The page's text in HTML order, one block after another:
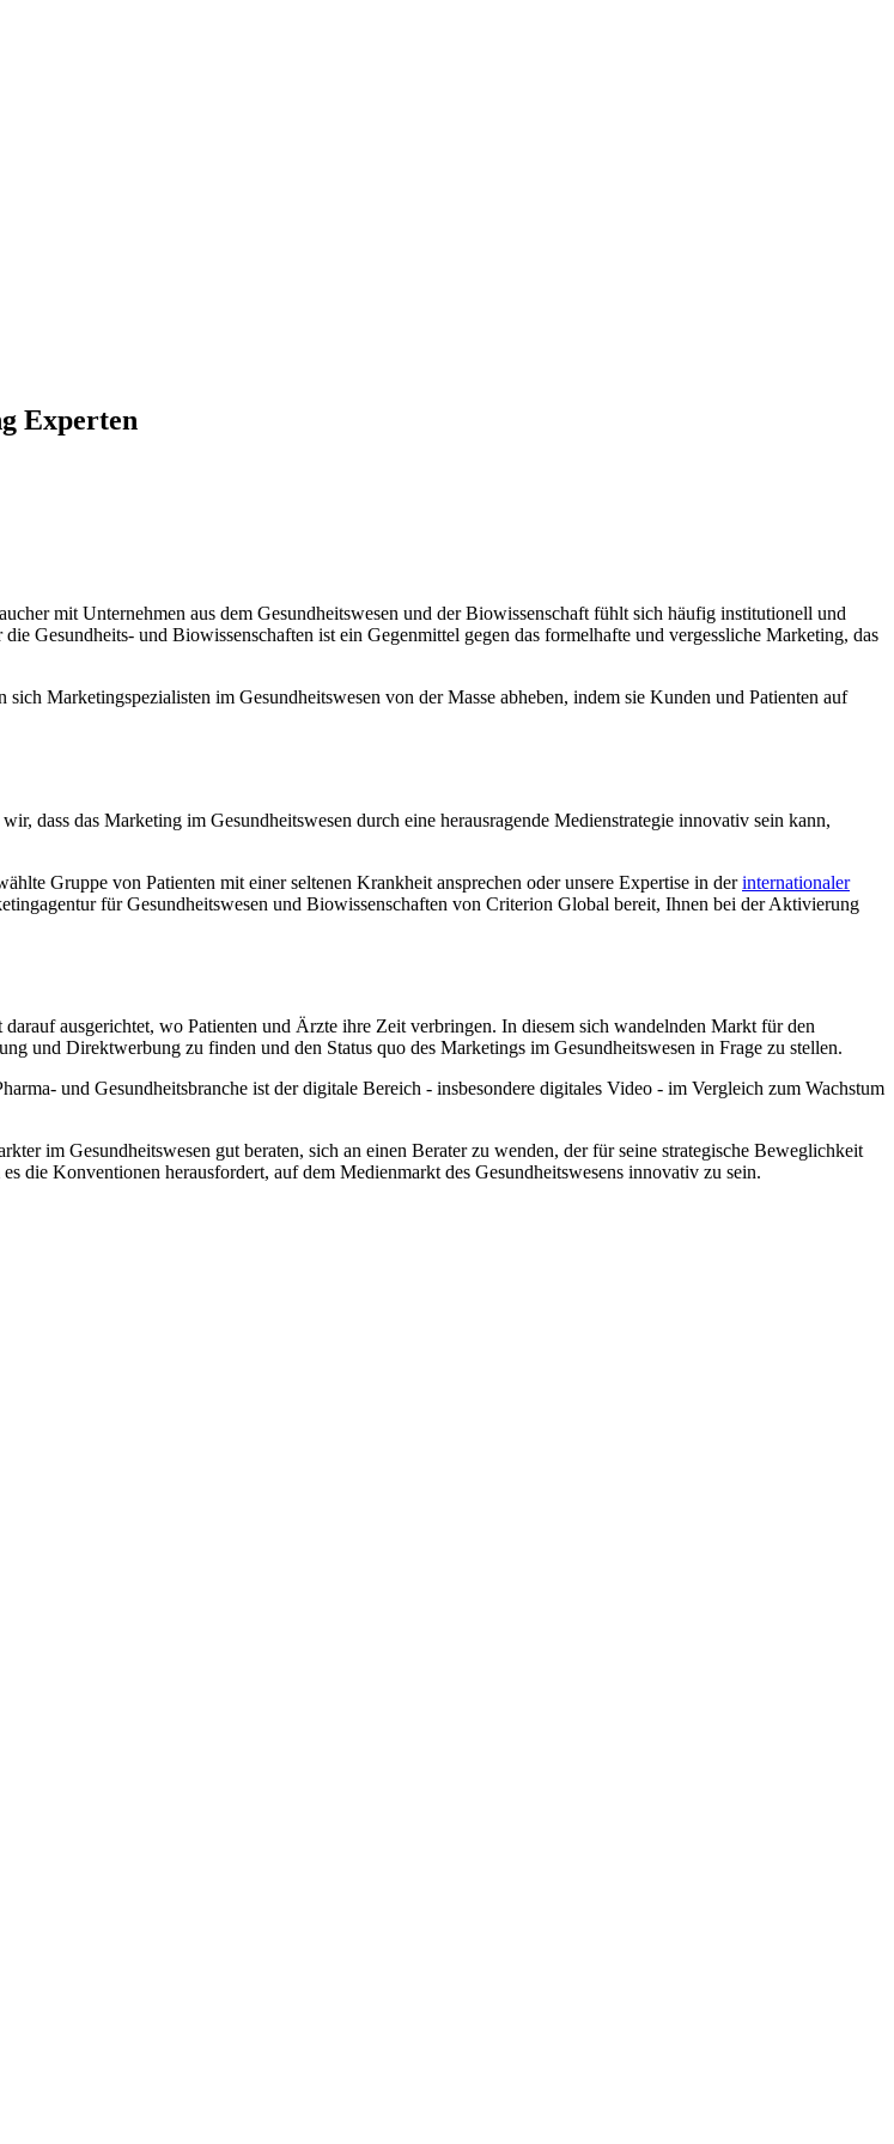
Experten
mit Unternehmen aus dem Gesundheitswesen und der Biowissenschaft fühlt sich häufig institutionell und
Gesundheits- und Biowissenschaften ist ein Gegenmittel gegen das formelhafte und vergessliche Marketing, das
Marketingspezialisten im Gesundheitswesen von der Masse abheben, indem sie Kunden und Patienten auf
dass das Marketing im Gesundheitswesen durch eine herausragende Medienstrategie innovativ sein kann,
Gruppe von Patienten mit einer seltenen Krankheit ansprechen oder unsere Expertise in derinternationaler
für Gesundheitswesen und Biowissenschaften von Criterion Global bereit, Ihnen bei der Aktivierung
ausgerichtet, wo Patienten und Ärzte ihre Zeit verbringen. In diesem sich wandelnden Markt für den
und Direktwerbung zu finden und den Status quo des Marketings im Gesundheitswesen in Frage zu stellen.
und Gesundheitsbranche ist der digitale Bereich - insbesondere digitales Video - im Vergleich zum Wachstum
im Gesundheitswesen gut beraten, sich an einen Berater zu wenden, der für seine strategische Beweglichkeit
Konventionen herausfordert, auf dem Medienmarkt des Gesundheitswesens innovativ zu sein.